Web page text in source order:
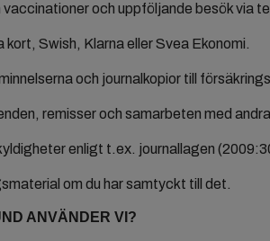
och uppföljande besök via
Swish, Klarna eller Svea Ekonomi.
och journalkopior till
remisser och samarbeten med andra
enligt t.ex. journallagen
om du har samtyckt till det.
ANVÄNDER VI?